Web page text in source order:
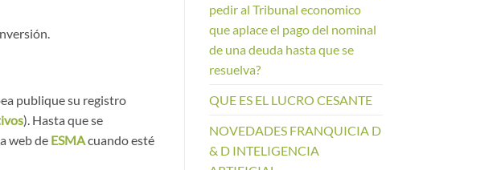
publique su registro
). Hasta que se
web de ESMAcuando esté
pedir al Tribunal economico
que aplace el pago del nominal
de una deuda hasta que se
resuelva?
QUE ES EL LUCRO CESANTE
NOVEDADES FRANQUICIA D
& D INTELIGENCIA